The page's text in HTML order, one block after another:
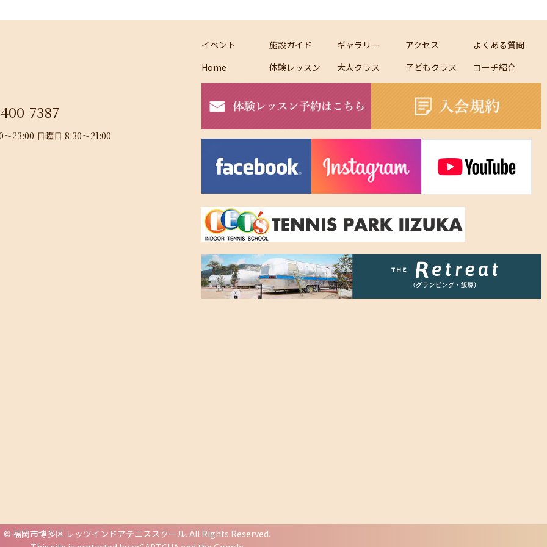
7387
23:00 日曜日 8:30～21:00
イベント 施設ガイド ギャラリー アクセス
よくある質問
Home
体験レッスン 大人クラス 子どもクラス コーチ紹介
© 福岡市博多区 レッツインドアテニススクール. All Rights Reserved.